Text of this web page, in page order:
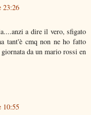
23:26
a dire il vero, sfigato
tant'è cmq non ne ho fatto
da un mario rossi en
10:55